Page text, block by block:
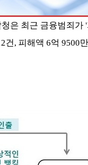
은 최근 금융범죄가
, 피해액 6억 9500